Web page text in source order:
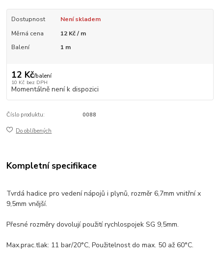
Dostupnost
Není skladem
Měrná cena
12 Kč / m
Balení
1 m
12 Kč/balení
10 Kč bez DPH
Momentálně není k dispozici
Číslo produktu: 0088
Do oblíbených
Kompletní specifikace
Tvrdá hadice pro vedení nápojů i plynů, rozměr 6,7mm vnitřní x
9,5mm vnější.
Přesné rozměry dovolují použití rychlospojek SG 9,5mm.
Max.prac.tlak: 11 bar/20°C, Použitelnost do max. 50 až 60°C.